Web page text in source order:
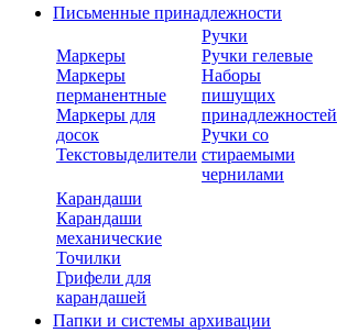
Письменные принадлежности
Маркеры
Маркеры
перманентные
Маркеры для
досок
Текстовыделители
Ручки
Ручки гелевые
Наборы
пишущих
принадлежностей
Ручки со
стираемыми
чернилами
Карандаши
Карандаши
механические
Точилки
Грифели для
карандашей
Папки и системы архивации